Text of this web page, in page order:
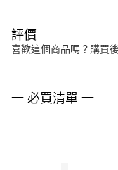
評價
喜歡這個商品嗎？購買
一 必買清單 一